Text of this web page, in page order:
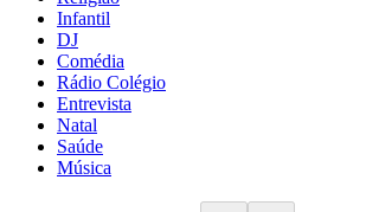
Infantil
DJ
Comédia
Rádio Colégio
Entrevista
Natal
Saúde
Música